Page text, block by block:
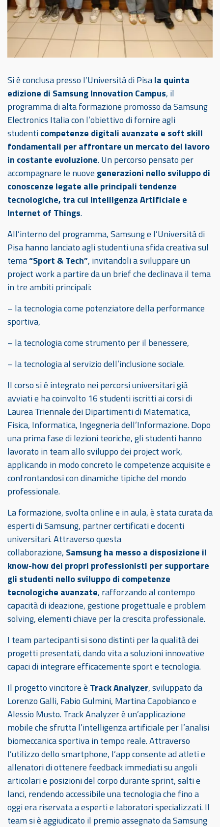
Si è conclusa presso l’Università di Pisala quinta
edizione di Samsung Innovation Campus, il
programma di alta formazione promosso da Samsung
Electronics Italia con l’obiettivo di fornire agli
studenticompetenze digitali avanzate e soft skill
fondamentali per affrontare un mercato del lavoro
in costante evoluzione. Un percorso pensato per
accompagnare le nuove generazioni nello sviluppo di
conoscenze legate alle principali tendenze
tecnologiche, tra cui Intelligenza Artificiale e
Internet of Things.
All’interno del programma, Samsung e l’Università di
Pisa hanno lanciato agli studenti una sfida creativa sul
tema“Sport & Tech”, invitandoli a sviluppare un
project work a partire da un brief che declinava il tema
in tre ambiti principali:
– la tecnologia come potenziatore della performance
sportiva,
– la tecnologia come strumento per il benessere,
– la tecnologia al servizio dell’inclusione sociale.
Il corso si è integrato nei percorsi universitari già
avviati e ha coinvolto 16 studenti iscritti ai corsi di
Laurea Triennale dei Dipartimenti di Matematica,
Fisica, Informatica, Ingegneria dell’Informazione. Dopo
una prima fase di lezioni teoriche, gli studenti hanno
lavorato in team allo sviluppo dei project work,
applicando in modo concreto le competenze acquisite e
confrontandosi con dinamiche tipiche del mondo
professionale.
La formazione, svolta online e in aula, è stata curata da
esperti di Samsung, partner certificati e docenti
universitari. Attraverso questa
collaborazione, Samsung ha messo a disposizione il
know-how dei propri professionisti per supportare
gli studenti nello sviluppo di competenze
tecnologiche avanzate, rafforzando al contempo
capacità di ideazione, gestione progettuale e problem
solving, elementi chiave per la crescita professionale.
I team partecipanti si sono distinti per la qualità dei
progetti presentati, dando vita a soluzioni innovative
capaci di integrare efficacemente sport e tecnologia.
Il progetto vincitore è Track Analyzer, sviluppato da
Lorenzo Galli, Fabio Gulmini, Martina Capobianco e
Alessio Musto. Track Analyzer è un’applicazione
mobile che sfrutta l’intelligenza artificiale per l’analisi
biomeccanica sportiva in tempo reale. Attraverso
l’utilizzo dello smartphone, l’app consente ad atleti e
allenatori di ottenere feedback immediati su angoli
articolari e posizioni del corpo durante sprint, salti e
lanci, rendendo accessibile una tecnologia che fino a
oggi era riservata a esperti e laboratori specializzati. Il
team si è aggiudicato il premio assegnato da Samsung